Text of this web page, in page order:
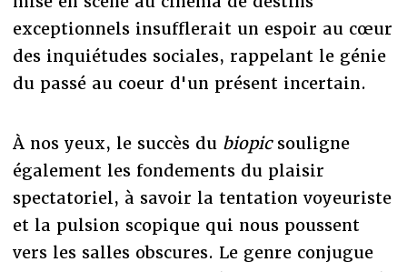
exceptionnels insufflerait un espoir au cœur
des inquiétudes sociales, rappelant le génie
du passé au coeur d'un présent incertain.
À nos yeux, le succès du biopicsouligne
également les fondements du plaisir
spectatoriel, à savoir la tentation voyeuriste
et la pulsion scopique qui nous poussent
vers les salles obscures. Le genre conjugue